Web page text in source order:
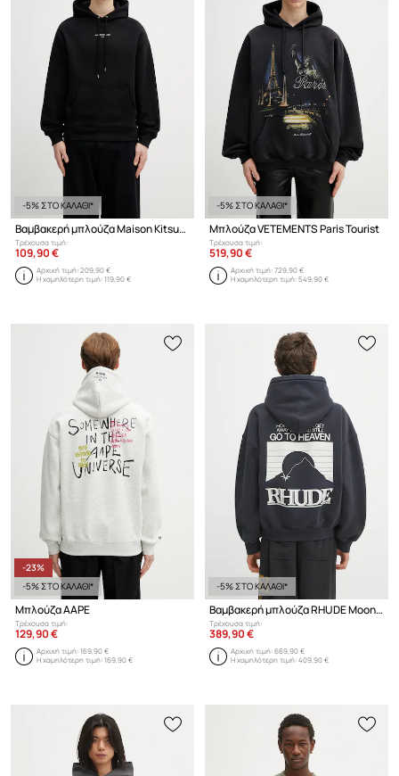
-5% ΣΤΟ ΚΑΛΑΘΙ*
Βαμβακερή μπλούζα Maison Kitsuné
Τρέχουσα τιμή:
109,90 €
Αρχική τιμή:209,90 €
Η χαμηλότερη τιμή:119,90 €
-5% ΣΤΟ ΚΑΛΑΘΙ*
Μπλούζα VETEMENTS Paris Tourist
Τρέχουσα τιμή:
519,90 €
Αρχική τιμή:729,90 €
Η χαμηλότερη τιμή:549,90 €
-23%
-5% ΣΤΟ ΚΑΛΑΘΙ*
Μπλούζα AAPE
Τρέχουσα τιμή:
129,90 €
Αρχική τιμή:169,90 €
Η χαμηλότερη τιμή:169,90 €
-5% ΣΤΟ ΚΑΛΑΘΙ*
Βαμβακερή μπλούζα RHUDE Moonlight Pack
Τρέχουσα τιμή:
389,90 €
Αρχική τιμή:669,90 €
Η χαμηλότερη τιμή:409,90 €